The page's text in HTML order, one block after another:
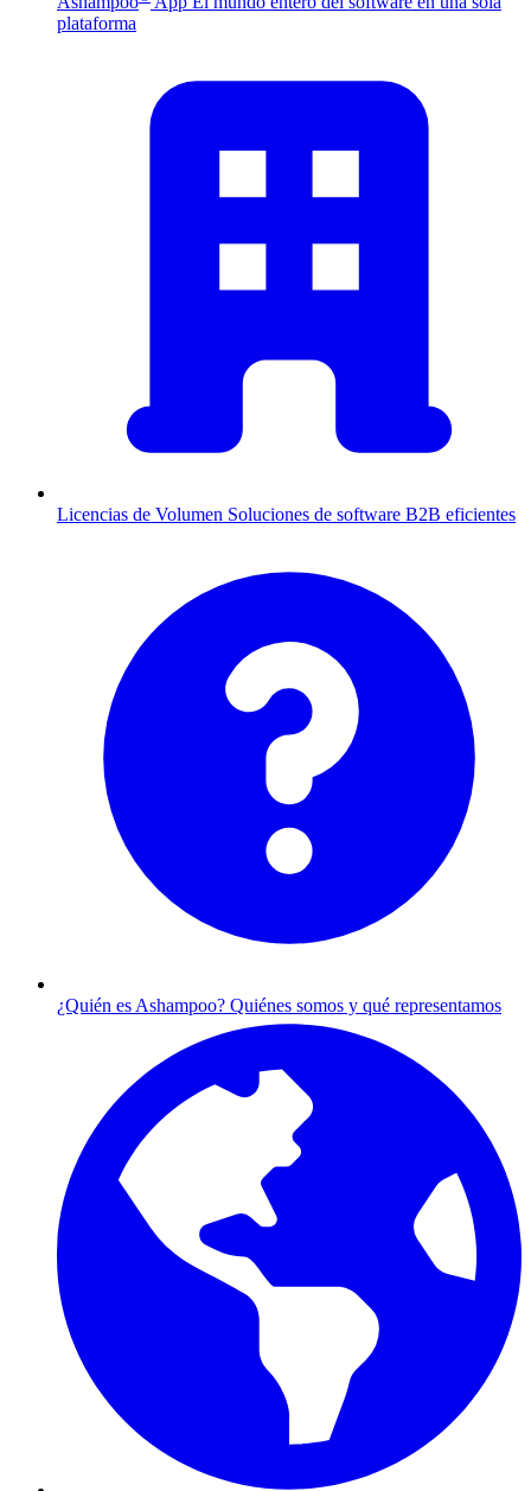
plataforma
Licencias de Volumen Soluciones de software B2B eficientes
¿Quién es Ashampoo? Quiénes somos y qué representamos